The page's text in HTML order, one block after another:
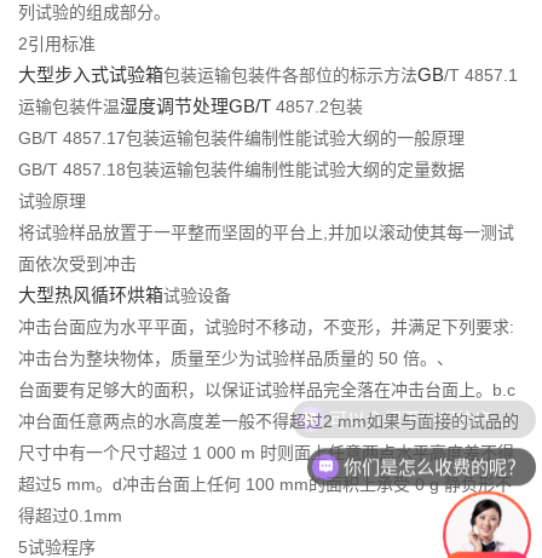
列试验的组成部分。
2引用标准
大型步入式试验箱包装运输包装件各部位的标示方法GB/T 4857.1
运输包装件温湿度调节处理GB/T 4857.2包装
GB/T 4857.17包装运输包装件编制性能试验大纲的一般原理
GB/T 4857.18包装运输包装件编制性能试验大纲的定量数据
试验原理
将试验样品放置于一平整而坚固的平台上,并加以滚动使其每一测试
面依次受到冲击
大型热风循环烘箱试验设备
冲击台面应为水平平面，试验时不移动，不变形，并满足下列要求:
冲击台为整块物体，质量至少为试验样品质量的 50 倍。、
台面要有足够大的面积，以保证试验样品完全落在冲击台面上。b.c
冲台面任意两点的水高度差一般不得超过2 mm如果与面接的试品的
尺寸中有一个尺寸超过 1 000 m 时则面上任意两点水平高度差不得
超过5 mm。d冲击台面上任何 100 mm的面积上承受 0 g 静负形不
得超过0.1mm
5试验程序
可以介绍下你们的产品么？
你们是怎么收费的呢？